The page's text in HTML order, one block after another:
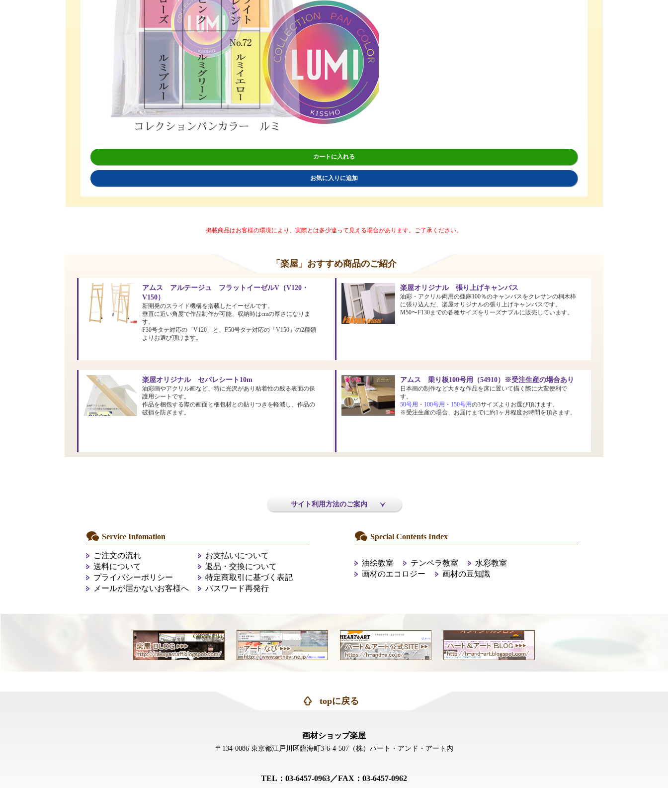
カートに入れる
お気に入りに追加
掲載商品はお客様の環境により、実際とは多少違って見える場合があります。ご了承ください。
「楽屋」おすすめ商品のご紹介
アムス アルテージュ フラットイーゼルV（V120・
V150）
新開発のスライド機構を搭載したイーゼルです。
垂直に近い角度で作品制作が可能、収納時はcmの厚さになりま
す。
F30号タテ対応の「V120」と、F50号タテ対応の「V150」の2種類
よりお選び頂けます。
楽屋オリジナル 張り上げキャンバス
油彩・アクリル両用の亜麻100％のキャンバスをクレサンの桐木枠
に張り込んだ、楽屋オリジナルの張り上げキャンバスです。
M50〜F130までの各種サイズをリーズナブルに販売しています。
楽屋オリジナル セパレシート10m
油彩画やアクリル画など、特に光沢があり粘着性の残る表面の保
護用シートです。
作品を梱包する際の画面と梱包材との貼りつきを軽減し、作品の
破損を防ぎます。
アムス 乗り板100号用（54910）※受注生産の場合あり
日本画の制作など大きな作品を床に置いて描く際に大変便利で
す。
50号用 ・ 100号用 ・ 150号用の3サイズよりお選び頂けます。
※受注生産の場合、お届けまでに約1ヶ月程度お時間を頂きます。
サイト利用方法のご案内
Service Infomation
ご注文の流れ
お支払いについて
送料について
返品・交換について
プライバシーポリシー
特定商取引に基づく表記
メールが届かないお客様へ
パスワード再発行
Special Contents Index
油絵教室 テンペラ教室
水彩教室
画材のエコロジー
画材の豆知識
topに戻る
画材ショップ楽屋
〒134-0086 東京都江戸川区臨海町3-6-4-507（株）ハート・アンド・アート内
TEL：03-6457-0963／FAX：03-6457-0962